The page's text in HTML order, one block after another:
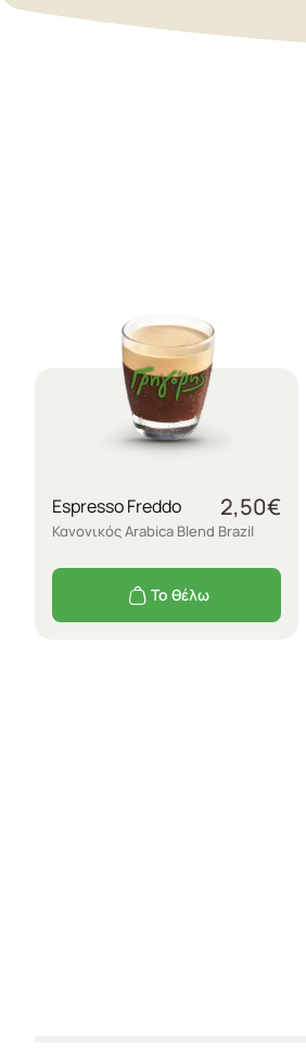
Espresso Freddo 2,50€
Κανονικός Arabica Blend Brazil
Το θέλω